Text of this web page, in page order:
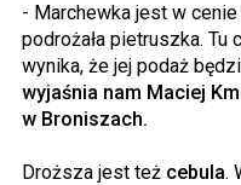
- Marchewka jest w
podrożała pietruszka. Tu
wynika, że jej podaż
wyjaśnia nam Maciej
w Broniszach.
Droższa jest też cebula.